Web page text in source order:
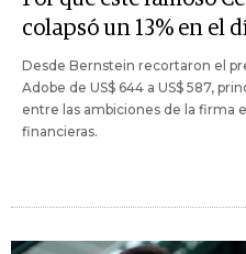
colapsó un 13% en el
Desde Bernstein recortaron el
Adobe de US$ 644 a US$ 587,
entre las ambiciones de la firma
financieras.